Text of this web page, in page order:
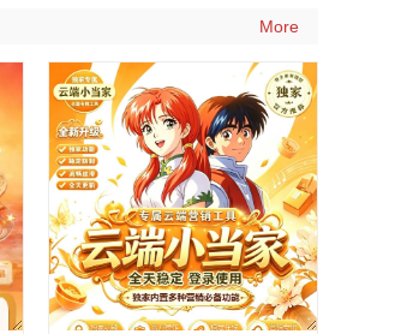
More